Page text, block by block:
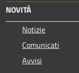
NOVITÀ
Notizie
Comunicati
Avvisi